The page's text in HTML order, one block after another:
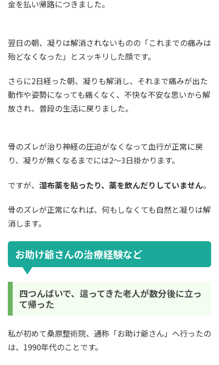
金を払い帰路につきました。
翌日の朝、凝りは解消されないものの「これまでの痛みは
殆どなくなった」とスッキリした顔です。
さらに2日経った朝、凝りも解消し、それまで痛みが出た
動作や姿勢になっても痛くなく、不快な不安な思いから解
放され、普段の生活に戻りました。
骨のズレが治り神経の圧迫がなくなって血行が正常に戻
り、凝りが無くなるまでには2～3日掛かります。
ですが、 湿布薬を貼ったり、薬を飲んだりしていません。
骨のズレが正常になれば、何もしなくても自然と凝りは解
消します。
お助け爺さんの治療経験など
四つんばいで、這ってきた老人が数分後に立っ
て帰った
私が初めて桑原整術院、通称「お助け爺さん」へ行ったの
は、1990年代のことです。